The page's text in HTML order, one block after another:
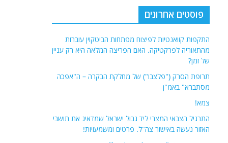
פוסטים אחרונים
התקפות קוואנטיות לפיצוח מפתחות הביטקוין עוברות
מהתאוריה לפרקטיקה. האם הפריצה המלאה היא רק עניין
של זמן?
תרופת הסרק ("פלצבו") של מחלקת הבקרה – ה"אפכה
מסתברא" באמ"ן
צמא!
התרגיל הצבאי המצרי ליד גבול ישראל שמדאיג את תושבי
האזור נעשה באישור צה"ל. פרטים ומשמעויות!